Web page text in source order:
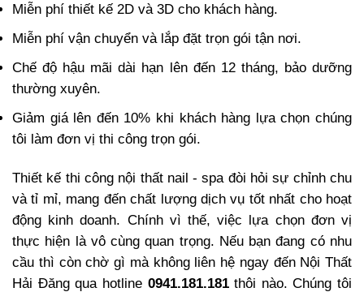
Miễn phí thiết kế 2D và 3D cho khách hàng.
Miễn phí vận chuyển và lắp đặt trọn gói tận nơi.
Chế độ hậu mãi dài hạn lên đến 12 tháng, bảo dưỡng
thường xuyên.
Giảm giá lên đến 10% khi khách hàng lựa chọn chúng
tôi làm đơn vị thi công trọn gói.
Thiết kế thi công nội thất nail - spa đòi hỏi sự chỉnh chu
và tỉ mỉ, mang đến chất lượng dịch vụ tốt nhất cho hoạt
động kinh doanh. Chính vì thế, việc lựa chọn đơn vị
thực hiện là vô cùng quan trọng. Nếu bạn đang có nhu
cầu thì còn chờ gì mà không liên hệ ngay đến Nội Thất
Hải Đăng qua hotline 0941.181.181thôi nào. Chúng tôi